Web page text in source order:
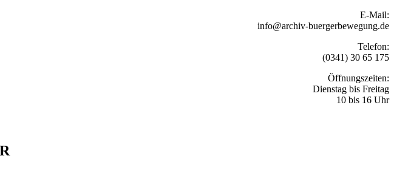
E-Mail:
info@archiv-buergerbewegung.de
Telefon:
(0341) 30 65 175
Öffnungszeiten:
Dienstag bis Freitag
10 bis 16 Uhr